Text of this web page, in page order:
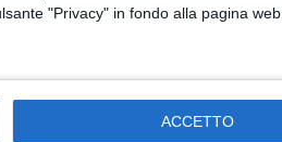
"Privacy" in fondo alla pagina web.
ACCETTO
l'accordo quadro
2022.2023.2024».